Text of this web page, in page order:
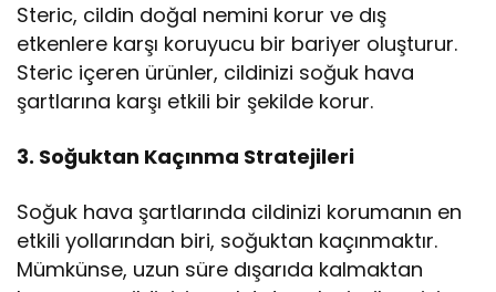
Steric, cildin doğal nemini korur ve dış
etkenlere karşı koruyucu bir bariyer oluşturur.
Steric içeren ürünler, cildinizi soğuk hava
şartlarına karşı etkili bir şekilde korur.
3. Soğuktan Kaçınma Stratejileri
Soğuk hava şartlarında cildinizi korumanın en
etkili yollarından biri, soğuktan kaçınmaktır.
Mümkünse, uzun süre dışarıda kalmaktan